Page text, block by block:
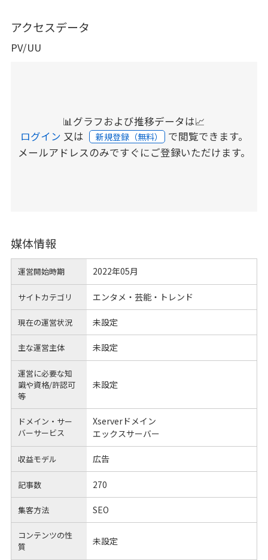
アクセスデータ
PV/UU
📊グラフおよび推移データは📈
ログイン 又は 新規登録（無料） で閲覧できます。
メールアドレスのみですぐにご登録いただけます。
媒体情報
運営開始時期 2022年05月
サイトカテゴリ エンタメ・芸能・トレンド
現在の運営状況 未設定
主な運営主体 未設定
運営に必要な知
識や資格/許認可
等
未設定
ドメイン・サー
バーサービス
Xserverドメイン
エックスサーバー
収益モデル 広告
記事数 270
集客方法 SEO
コンテンツの性
質
未設定